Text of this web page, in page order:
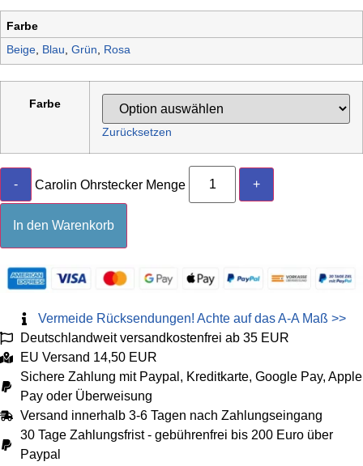
Farbe
Beige Blau ,Grün Rosa
Farbe
Zurücksetzen
- Carolin Ohrstecker Menge +
In den Warenkorb
Vermeide Rücksendungen! Achte auf das A-A Maß >>
Deutschlandweit versandkostenfrei ab 35 EUR
EU Versand 14,50 EUR
Sichere Zahlung mit Paypal, Kreditkarte, Google Pay, Apple
Pay oder Überweisung
Versand innerhalb 3-6 Tagen nach Zahlungseingang
30 Tage Zahlungsfrist - gebührenfrei bis 200 Euro über
Paypal